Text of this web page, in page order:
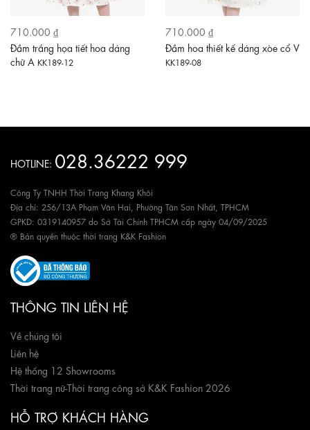
710.000 ₫
Đầm trắng họa tiết hoa dáng
chữ A KK189-12
710.000 ₫
Đầm hoa thiết kế dáng xòe cổ V
KK189-08
HOTLINE: 028.36222 999
Công Ty TNHH Thời Trang Khang Khôi
Địa chỉ: 256/13A Phạm Văn Hai, Phường Tân Sơn Nhất, TPHCM
GPKD: 0319140957 do Sở Tài Chính TPHCM cấp ngày 04/09/2025
® Bản quyền thuộc thời trang K&K Fashion
THÔNG TIN LIÊN HỆ
Về chúng tôi
Liên hệ
Hệ thống 12 Showrooms
Thời trang nữ-Thời trang công sở K&K Fashion 2026
HỖ TRỢ KHÁCH HÀNG